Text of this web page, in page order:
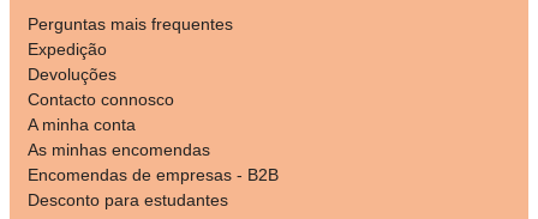
Perguntas mais frequentes
Expedição
Devoluções
Contacto connosco
A minha conta
As minhas encomendas
Encomendas de empresas - B2B
Desconto para estudantes